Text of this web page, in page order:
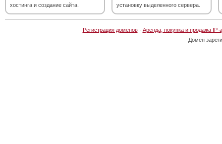
хостинга и создание сайта.
установку выделенного сервера.
Регистрация доменов· Аренда, покупка и продажа IP-
Домен